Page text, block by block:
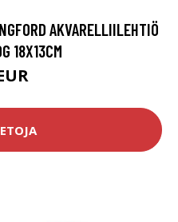
AKVARELLIILEHTIÖ
18X13CM